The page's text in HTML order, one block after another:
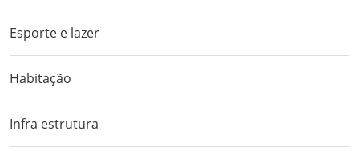
Esporte e lazer
Habitação
Infra estrutura